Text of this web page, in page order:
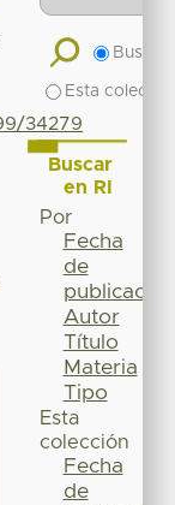
34279
Buscar
Esta
Buscar
en RI
Por
Fecha
de
publicación
Autor
Título
Materia
Tipo
Esta
colección
Fecha
de